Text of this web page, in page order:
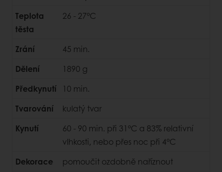
Teplota
těsta
26 - 27°C
Zrání
45 min.
Dělení
1890 g
Předkynutí
10 min.
Tvarování
kulatý tvar
Kynutí
60 - 90 min. při 31°C a 83% relativní
vlhkosti, nebo přes noc při 4°C
Dekorace
pomoučit ozdobně naříznout